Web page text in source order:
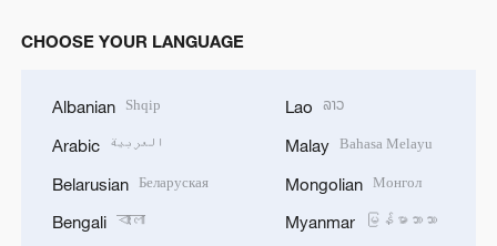
CHOOSE YOUR LANGUAGE
Albanian Shqip
Arabic العربية
Belarusian Беларуская
Bengali বাংলা
Lao ລາວ
Malay Bahasa Melayu
Mongolian Монгол
Myanmar မြန်မာဘာသာ